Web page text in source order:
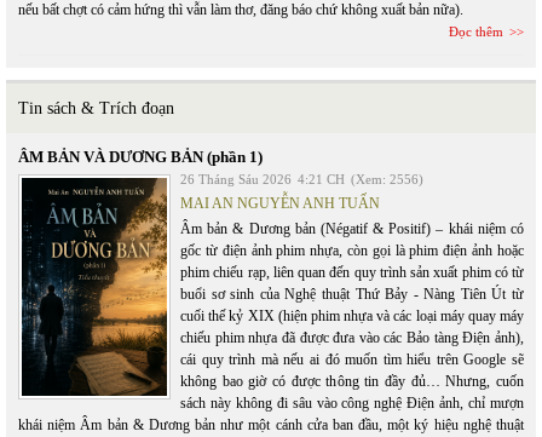
nếu bất chợt có cảm hứng thì vẫn làm thơ, đăng báo chứ không xuất bản nữa).
Đọc thêm
Tin sách & Trích đoạn
ÂM BẢN VÀ DƯƠNG BẢN (phần 1)
26 Tháng Sáu 2026 4:21 CH (Xem: 2556)
MAI AN NGUYỄN ANH TUẤN
Âm bản & Dương bản (Négatif & Positif) – khái niệm có
gốc từ điện ảnh phim nhựa, còn gọi là phim điện ảnh hoặc
phim chiếu rạp, liên quan đến quy trình sản xuất phim có từ
buổi sơ sinh của Nghệ thuật Thứ Bảy - Nàng Tiên Út từ
cuối thế kỷ XIX (hiện phim nhựa và các loại máy quay máy
chiếu phim nhựa đã được đưa vào các Bảo tàng Điện ảnh),
cái quy trình mà nếu ai đó muốn tìm hiểu trên Google sẽ
không bao giờ có được thông tin đầy đủ… Nhưng, cuốn
sách này không đi sâu vào công nghệ Điện ảnh, chỉ mượn
khái niệm Âm bản & Dương bản như một cánh cửa ban đầu, một ký hiệu nghệ thuật